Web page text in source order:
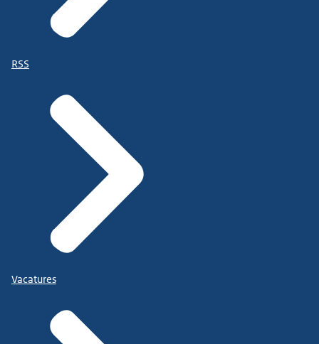
RSS
Vacatures